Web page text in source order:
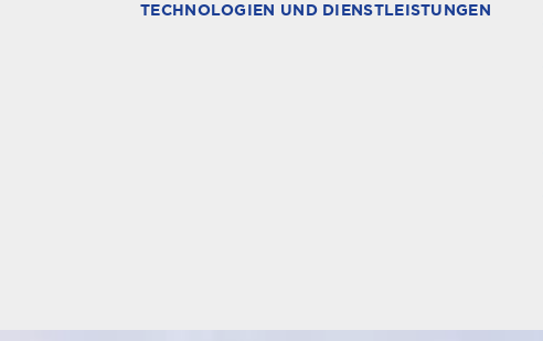
TECHNOLOGIEN UND DIENSTLEISTUNGEN